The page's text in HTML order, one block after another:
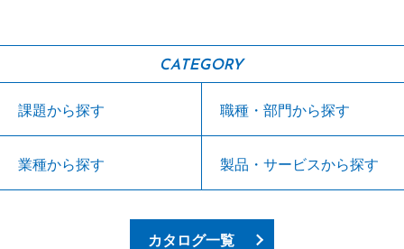
CATEGORY
課題から探す 職種・部門から探す
業種から探す 製品・サービスから探す
カタログ一覧